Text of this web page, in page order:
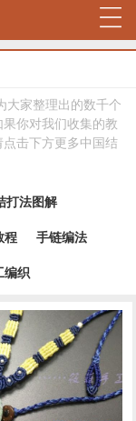
大家整理出的数千个
你对我们收集的教
击下方更多中国结
打法图解
程 手链编法
编织